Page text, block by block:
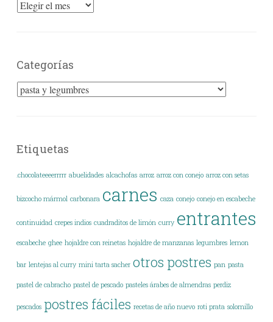
Archivos
Categorías
Categorías
Etiquetas
.chocolateeeerrrrr abuelidades alcachofas arroz arroz con conejo arroz con setas
bizcocho mármol carbonara carnes caza conejo conejo en escabeche
continuidad crepes indios cuadraditos de limón curry entrantes
escabeche ghee hojaldre con reinetas hojaldre de manzanas legumbres lemon
bar lentejas al curry mini tarta sacher otros postres pan pasta
pastel de cabracho pastel de pescado pasteles árabes de almendras perdiz
pescados postres fáciles recetas de año nuevo roti prata solomillo